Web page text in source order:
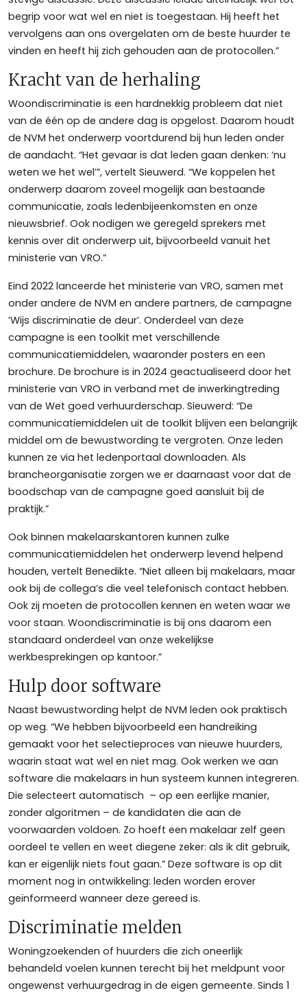
begrip voor wat wel en niet is toegestaan. Hij heeft het
vervolgens aan ons overgelaten om de beste huurder te
vinden en heeft hij zich gehouden aan de protocollen.”
Kracht van de herhaling
Woondiscriminatie is een hardnekkig probleem dat niet
van de één op de andere dag is opgelost. Daarom houdt
de NVM het onderwerp voortdurend bij hun leden onder
de aandacht. “Het gevaar is dat leden gaan denken: ‘nu
weten we het wel’”, vertelt Sieuwerd. “We koppelen het
onderwerp daarom zoveel mogelijk aan bestaande
communicatie, zoals ledenbijeenkomsten en onze
nieuwsbrief. Ook nodigen we geregeld sprekers met
kennis over dit onderwerp uit, bijvoorbeeld vanuit het
ministerie van VRO.”
Eind 2022 lanceerde het ministerie van VRO, samen met
onder andere de NVM en andere partners, de campagne
‘Wijs discriminatie de deur’. Onderdeel van deze
campagne is een toolkit met verschillende
communicatiemiddelen, waaronder posters en een
brochure. De brochure is in 2024 geactualiseerd door het
ministerie van VRO in verband met de inwerkingtreding
van de Wet goed verhuurderschap. Sieuwerd: “De
communicatiemiddelen uit de toolkit blijven een belangrijk
middel om de bewustwording te vergroten. Onze leden
kunnen ze via het ledenportaal downloaden. Als
brancheorganisatie zorgen we er daarnaast voor dat de
boodschap van de campagne goed aansluit bij de
praktijk.”
Ook binnen makelaarskantoren kunnen zulke
communicatiemiddelen het onderwerp levend helpend
houden, vertelt Benedikte. “Niet alleen bij makelaars, maar
ook bij de collega’s die veel telefonisch contact hebben.
Ook zij moeten de protocollen kennen en weten waar we
voor staan. Woondiscriminatie is bij ons daarom een
standaard onderdeel van onze wekelijkse
werkbesprekingen op kantoor.”
Hulp door software
Naast bewustwording helpt de NVM leden ook praktisch
op weg. “We hebben bijvoorbeeld een handreiking
gemaakt voor het selectieproces van nieuwe huurders,
waarin staat wat wel en niet mag. Ook werken we aan
software die makelaars in hun systeem kunnen integreren.
Die selecteert automatisch – op een eerlijke manier,
zonder algoritmen – de kandidaten die aan de
voorwaarden voldoen. Zo hoeft een makelaar zelf geen
oordeel te vellen en weet diegene zeker: als ik dit gebruik,
kan er eigenlijk niets fout gaan.” Deze software is op dit
moment nog in ontwikkeling: leden worden erover
geïnformeerd wanneer deze gereed is.
Discriminatie melden
Woningzoekenden of huurders die zich oneerlijk
behandeld voelen kunnen terecht bij het meldpunt voor
ongewenst verhuurgedrag in de eigen gemeente. Sinds 1